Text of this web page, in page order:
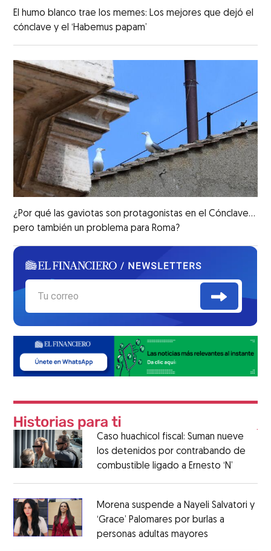
El humo blanco trae los memes: Los mejores que dejó el
cónclave y el ‘Habemus papam’
¿Por qué las gaviotas son protagonistas en el Cónclave...
pero también un problema para Roma?
Caso huachicol fiscal: Suman nueve
los detenidos por contrabando de
combustible ligado a Ernesto ‘N’
Morena suspende a Nayeli Salvatori y
‘Grace’ Palomares por burlas a
personas adultas mayores